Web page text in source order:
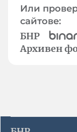
Или
сайтове:
БНР
Архивен